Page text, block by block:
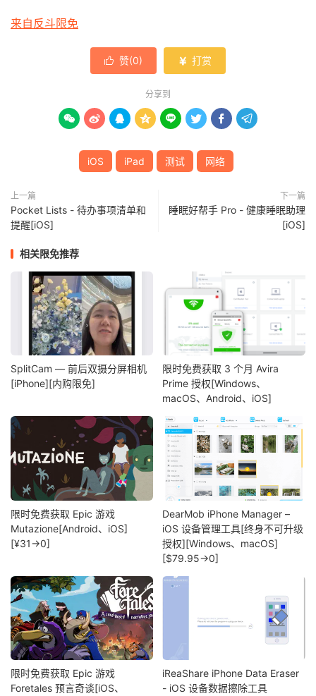
来自反斗限免
 赞(0)  打赏
分享到
       
iOS iPad 测试 网络
上一篇
Pocket Lists - 待办事项清单和
提醒[iOS]
下一篇
睡眠好帮手 Pro - 健康睡眠助理
[iOS]
相关限免推荐
SplitCam — 前后双摄分屏相机
[iPhone][内购限免]
限时免费获取 3 个月 Avira
Prime 授权[Windows、
macOS、Android、iOS]
限时免费获取 Epic 游戏
Mutazione[Android、iOS]
[¥31→0]
DearMob iPhone Manager –
iOS 设备管理工具[终身不可升级
授权][Windows、macOS]
[$79.95→0]
限时免费获取 Epic 游戏
Foretales 预言奇谈[iOS、
iReaShare iPhone Data Eraser
- iOS 设备数据擦除工具